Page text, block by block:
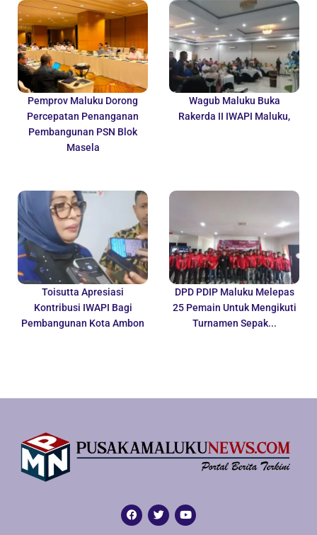
Pemprov Maluku Dorong
Percepatan Penanganan
Pembangunan PSN Blok
Masela
Wagub Maluku Buka
Rakerda II IWAPI Maluku,
Toisutta Apresiasi
Kontribusi IWAPI Bagi
Pembangunan Kota Ambon
DPD PDIP Maluku Melepas
25 Pemain Untuk Mengikuti
Turnamen Sepak...